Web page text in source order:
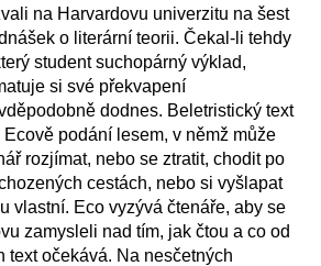
na Harvardovu univerzitu na šest
o literární teorii. Čekal-li tehdy
student suchopárný výklad,
si své překvapení
dodnes. Beletristický text
Ecově podání lesem, v němž může
rozjímat, nebo se ztratit, chodit po
cestách, nebo si vyšlapat
vlastní. Eco vyzývá čtenáře, aby se
zamysleli nad tím, jak čtou a co od
text očekává. Na nesčetných